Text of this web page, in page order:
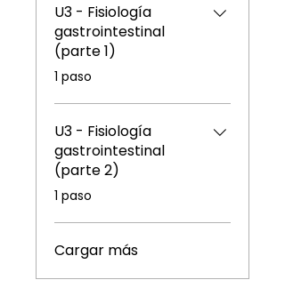
U3 - Fisiología
gastrointestinal
(parte 1)
.1 paso
U3 - Fisiología
gastrointestinal
(parte 2)
.1 paso
Cargar más